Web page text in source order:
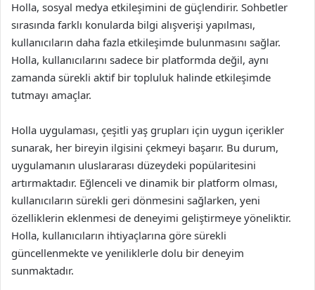
Holla, sosyal medya etkileşimini de güçlendirir. Sohbetler
sırasında farklı konularda bilgi alışverişi yapılması,
kullanıcıların daha fazla etkileşimde bulunmasını sağlar.
Holla, kullanıcılarını sadece bir platformda değil, aynı
zamanda sürekli aktif bir topluluk halinde etkileşimde
tutmayı amaçlar.
Holla uygulaması, çeşitli yaş grupları için uygun içerikler
sunarak, her bireyin ilgisini çekmeyi başarır. Bu durum,
uygulamanın uluslararası düzeydeki popülaritesini
artırmaktadır. Eğlenceli ve dinamik bir platform olması,
kullanıcıların sürekli geri dönmesini sağlarken, yeni
özelliklerin eklenmesi de deneyimi geliştirmeye yöneliktir.
Holla, kullanıcıların ihtiyaçlarına göre sürekli
güncellenmekte ve yeniliklerle dolu bir deneyim
sunmaktadır.